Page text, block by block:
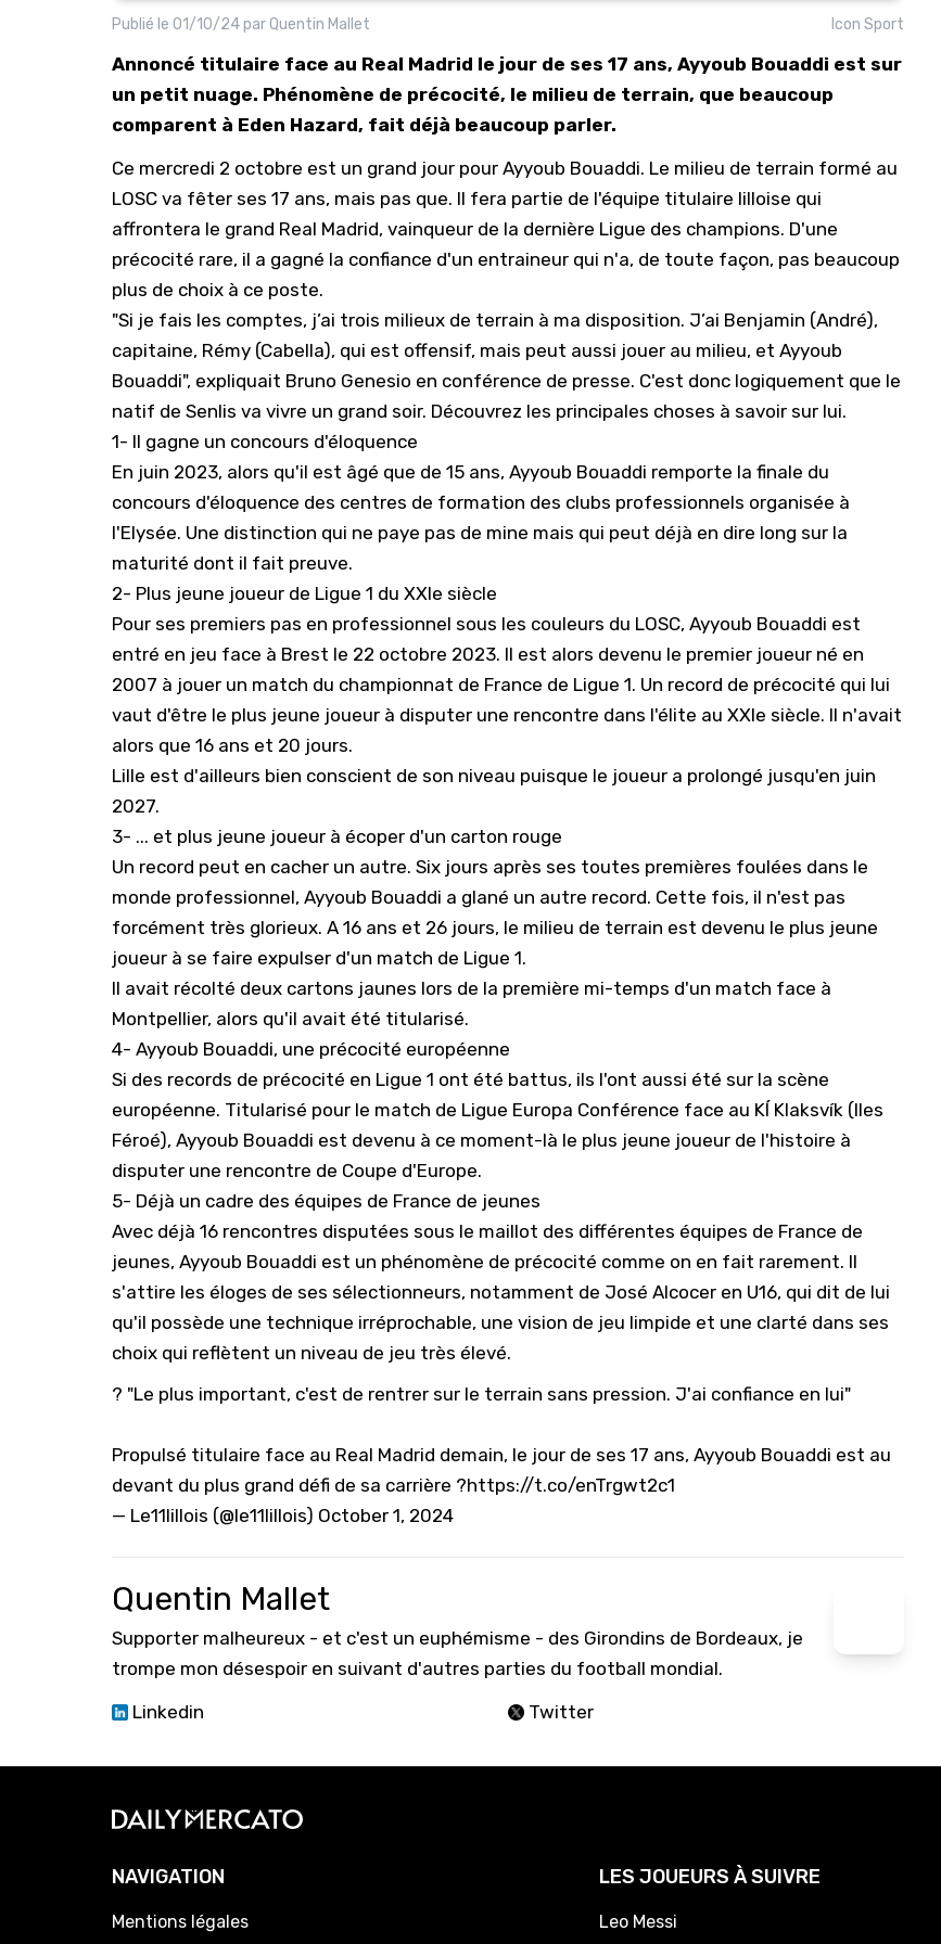
Publié le 01/10/24parQuentin Mallet Icon Sport
Annoncé titulaire face au Real Madrid le jour de ses 17 ans, Ayyoub Bouaddi est sur
un petit nuage. Phénomène de précocité, le milieu de terrain, que beaucoup
comparent à Eden Hazard, fait déjà beaucoup parler.
Ce mercredi 2 octobre est un grand jour pour Ayyoub Bouaddi. Le milieu de terrain formé au
LOSC va fêter ses 17 ans, mais pas que. Il fera partie de l'équipe titulaire lilloise qui
affrontera le grand Real Madrid, vainqueur de la dernière Ligue des champions. D'une
précocité rare, il a gagné la confiance d'un entraineur qui n'a, de toute façon, pas beaucoup
plus de choix à ce poste.
"Si je fais les comptes, j’ai trois milieux de terrain à ma disposition. J’ai Benjamin (André),
capitaine, Rémy (Cabella), qui est offensif, mais peut aussi jouer au milieu, et Ayyoub
Bouaddi", expliquait Bruno Genesio en conférence de presse. C'est donc logiquement que le
natif de Senlis va vivre un grand soir. Découvrez les principales choses à savoir sur lui.
1- Il gagne un concours d'éloquence
En juin 2023, alors qu'il est âgé que de 15 ans, Ayyoub Bouaddi remporte la finale du
concours d'éloquence des centres de formation des clubs professionnels organisée à
l'Elysée. Une distinction qui ne paye pas de mine mais qui peut déjà en dire long sur la
maturité dont il fait preuve.
2- Plus jeune joueur de Ligue 1 du XXIe siècle
Pour ses premiers pas en professionnel sous les couleurs du LOSC, Ayyoub Bouaddi est
entré en jeu face à Brest le 22 octobre 2023. Il est alors devenu le premier joueur né en
2007 à jouer un match du championnat de France de Ligue 1. Un record de précocité qui lui
vaut d'être le plus jeune joueur à disputer une rencontre dans l'élite au XXIe siècle. Il n'avait
alors que 16 ans et 20 jours.
Lille est d'ailleurs bien conscient de son niveau puisque le joueur a prolongé jusqu'en juin
2027.
3- ... et plus jeune joueur à écoper d'un carton rouge
Un record peut en cacher un autre. Six jours après ses toutes premières foulées dans le
monde professionnel, Ayyoub Bouaddi a glané un autre record. Cette fois, il n'est pas
forcément très glorieux. A 16 ans et 26 jours, le milieu de terrain est devenu le plus jeune
joueur à se faire expulser d'un match de Ligue 1.
Il avait récolté deux cartons jaunes lors de la première mi-temps d'un match face à
Montpellier, alors qu'il avait été titularisé.
4- Ayyoub Bouaddi, une précocité européenne
Si des records de précocité en Ligue 1 ont été battus, ils l'ont aussi été sur la scène
européenne. Titularisé pour le match de Ligue Europa Conférence face au KÍ Klaksvík (Iles
Féroé), Ayyoub Bouaddi est devenu à ce moment-là le plus jeune joueur de l'histoire à
disputer une rencontre de Coupe d'Europe.
5- Déjà un cadre des équipes de France de jeunes
Avec déjà 16 rencontres disputées sous le maillot des différentes équipes de France de
jeunes, Ayyoub Bouaddi est un phénomène de précocité comme on en fait rarement. Il
s'attire les éloges de ses sélectionneurs, notamment de José Alcocer en U16, qui dit de lui
qu'il possède une technique irréprochable, une vision de jeu limpide et une clarté dans ses
choix qui reflètent un niveau de jeu très élevé.
?️ "Le plus important, c'est de rentrer sur le terrain sans pression. J'ai confiance en lui"
Propulsé titulaire face au Real Madrid demain, le jour de ses 17 ans, Ayyoub Bouaddi est au
devant du plus grand défi de sa carrière ?https://t.co/enTrgwt2c1
— Le11lillois (@le11lillois) October 1, 2024
Quentin Mallet
Supporter malheureux - et c'est un euphémisme - des Girondins de Bordeaux, je
trompe mon désespoir en suivant d'autres parties du football mondial.
Linkedin
Twitter
NAVIGATION
Mentions légales
LES JOUEURS À SUIVRE
Leo Messi